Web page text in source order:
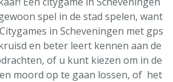
spel in de stad spelen, want
in Scheveningen met gps
en beter leert kennen aan de
of u kunt kiezen om in de
moord op te gaan lossen, of het